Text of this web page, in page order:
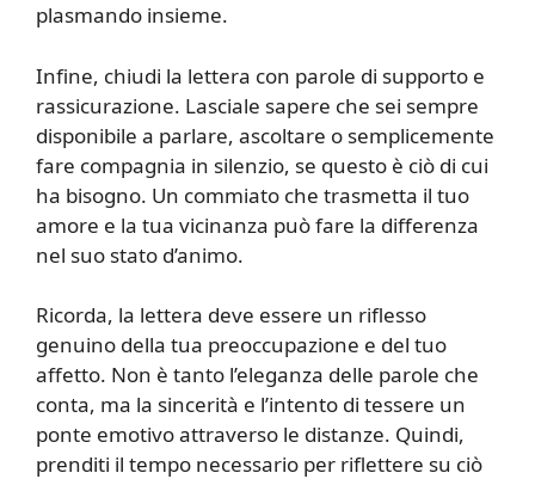
plasmando insieme.
Infine, chiudi la lettera con parole di supporto e
rassicurazione. Lasciale sapere che sei sempre
disponibile a parlare, ascoltare o semplicemente
fare compagnia in silenzio, se questo è ciò di cui
ha bisogno. Un commiato che trasmetta il tuo
amore e la tua vicinanza può fare la differenza
nel suo stato d’animo.
Ricorda, la lettera deve essere un riflesso
genuino della tua preoccupazione e del tuo
affetto. Non è tanto l’eleganza delle parole che
conta, ma la sincerità e l’intento di tessere un
ponte emotivo attraverso le distanze. Quindi,
prenditi il tempo necessario per riflettere su ciò